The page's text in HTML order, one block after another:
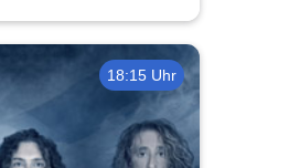
18:15 Uhr